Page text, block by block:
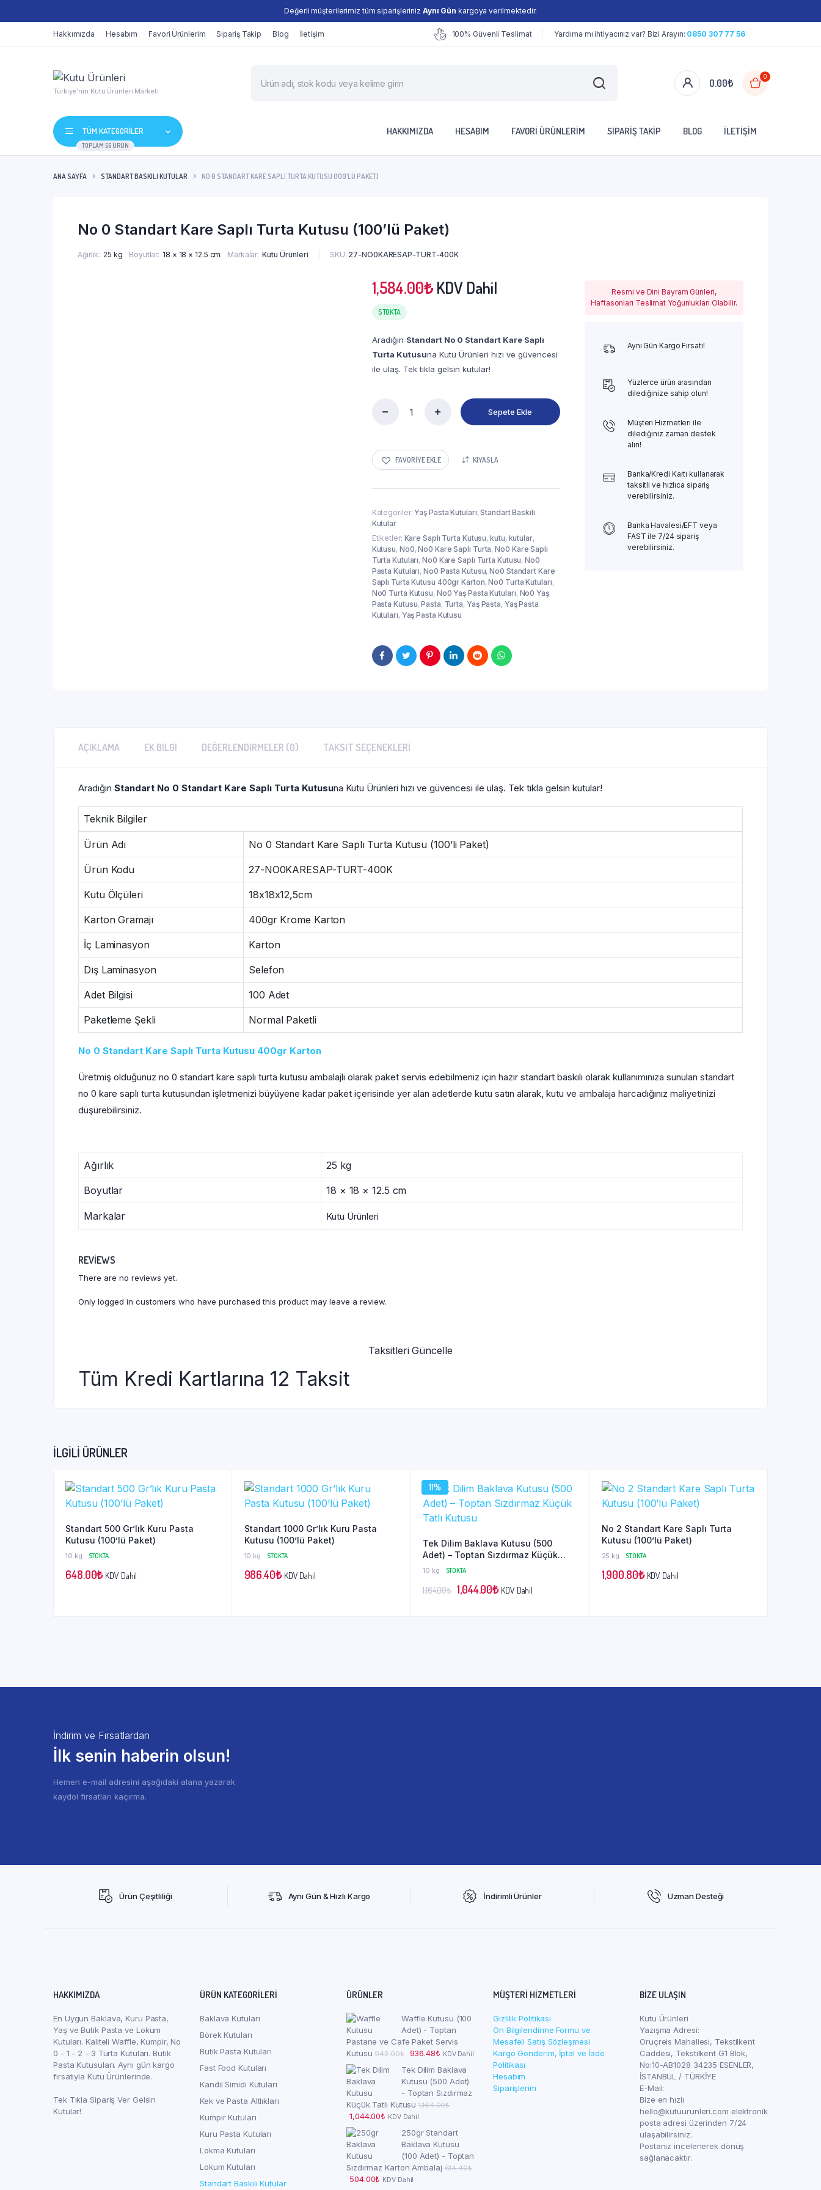
Değerli müşterilerimiz tüm siparişleriniz Aynı Gün kargoya verilmektedir.
Hakkımızda Hesabım Favori Ürünlerim Sipariş Takip Blog İletişim 100% Güvenli Teslimat Yardıma mı ihtiyacınız var? Bizi Arayın: 0850 307 77 56
Türkiye'nin Kutu Ürünleri Marketi
search
0.00₺
0
TÜM KATEGORİLER
TOPLAM 56 ÜRÜN
HAKKIMIZDA HESABIM FAVORI ÜRÜNLERIM SIPARIŞ TAKIP BLOG İLETIŞIM
ANA SAYFA STANDART BASKILI KUTULAR NO 0 STANDART KARE SAPLI TURTA KUTUSU (100’LÜ PAKET)
No 0 Standart Kare Saplı Turta Kutusu (100’lü Paket)
Ağırlık 25 kg Boyutlar 18 × 18 × 12.5 cm Markalar Kutu Ürünleri SKU: 27-NO0KARESAP-TURT-400K
1,584.00₺KDV Dahil
STOKTA
Aradığın Standart No 0 Standart Kare Saplı
Turta Kutusuna Kutu Ürünleri hızı ve güvencesi
ile ulaş. Tek tıkla gelsin kutular!
Kare
Saplı
Kutusu
Paket)
quantity
Sepete Ekle
FAVORIYE EKLE KIYASLA
Kategoriler:Yaş Pasta Kutuları,Standart Baskılı
Kutular
Etiketler: Kare Saplı Turta Kutusu,kutu, kutular,
Kutusu, No0,No0 Kare Saplı Turta,No0 Kare Saplı
Turta Kutuları,No0 Kare Saplı Turta Kutusu,No0
Pasta Kutuları,No0 Pasta Kutusu,No0 Standart Kare
Saplı Turta Kutusu 400gr Karton,No0 Turta Kutuları,
No0 Turta Kutusu, No0 Yaş Pasta Kutuları, No0 Yaş
Pasta Kutusu,Pasta, Turta, Yaş Pasta, Yaş Pasta
Kutuları, Yaş Pasta Kutusu
Resmi ve Dini Bayram Günleri,
Haftasonları Teslimat Yoğunlukları Olabilir.
Aynı Gün Kargo Fırsatı!
Yüzlerce ürün arasından
dilediğinize sahip olun!
Müşteri Hizmetleri ile
dilediğiniz zaman destek
alın!
Banka/Kredi Kartı kullanarak
taksitli ve hızlıca sipariş
verebilirsiniz.
Banka Havalesi/EFT veya
FAST ile 7/24 sipariş
verebilirsiniz.
AÇIKLAMA EK BILGI DEĞERLENDIRMELER (0) TAKSIT SEÇENEKLERI
Aradığın Standart No 0 Standart Kare Saplı Turta Kutusuna Kutu Ürünleri hızı ve güvencesi ile ulaş. Tek tıkla gelsin kutular!
Teknik Bilgiler
Ürün Adı No 0 Standart Kare Saplı Turta Kutusu (100’li Paket)
Ürün Kodu 27-NO0KARESAP-TURT-400K
Kutu Ölçüleri 18x18x12,5cm
Karton Gramajı 400gr Krome Karton
İç Laminasyon Karton
Dış Laminasyon Selefon
Adet Bilgisi 100 Adet
Paketleme Şekli Normal Paketli
No 0 Standart Kare Saplı Turta Kutusu 400gr Karton
Üretmiş olduğunuz no 0 standart kare saplı turta kutusu ambalajlı olarak paket servis edebilmeniz için hazır standart baskılı olarak kullanımınıza sunulan standart
no 0 kare saplı turta kutusundan işletmenizi büyüyene kadar paket içerisinde yer alan adetlerde kutu satın alarak, kutu ve ambalaja harcadığınız maliyetinizi
düşürebilirsiniz.
Ağırlık 25 kg
Boyutlar 18 × 18 × 12.5 cm
Markalar Kutu Ürünleri
REVIEWS
There are no reviews yet.
Only logged in customers who have purchased this product may leave a review.
Taksitleri Güncelle
Tüm Kredi Kartlarına 12 Taksit
İLGILI ÜRÜNLER
Standart 500 Gr’lık Kuru Pasta
Kutusu (100’lü Paket)
10 kg STOKTA
648.00₺ KDV Dahil
Standart 1000 Gr’lık Kuru Pasta
Kutusu (100’lü Paket)
10 kg STOKTA
986.40₺ KDV Dahil
11%
Tek Dilim Baklava Kutusu (500
Adet) – Toptan Sızdırmaz Küçük
Tatlı Kutusu
10 kg STOKTA
1,164.00₺ Orijinal
1,044.00₺Şu
KDV Dahil
No 2 Standart Kare Saplı Turta
Kutusu (100’lü Paket)
25 kg STOKTA
1,900.80₺ KDV Dahil
İndirim ve Fırsatlardan
İlk senin haberin olsun!
Hemen e-mail adresini aşağıdaki alana yazarak
kaydol fırsatları kaçırma.
Ürün Çeşitliliği Aynı Gün & Hızlı Kargo İndirimli Ürünler Uzman Desteği
HAKKIMIZDA
En Uygun Baklava, Kuru Pasta,
Yaş ve Butik Pasta ve Lokum
Kutuları. Kaliteli Waffle, Kumpir, No
0 - 1 - 2 - 3 Turta Kutuları. Butik
Pasta Kutusuları. Aynı gün kargo
fırsatıyla Kutu Ürünlerinde.
Tek Tıkla Sipariş Ver Gelsin
Kutular!
ÜRÜN KATEGORILERI
Baklava Kutuları
Börek Kutuları
Butik Pasta Kutuları
Fast Food Kutuları
Kandil Simidi Kutuları
Kek ve Pasta Altlıkları
Kumpir Kutuları
Kuru Pasta Kutuları
Lokma Kutuları
Lokum Kutuları
Standart Baskılı Kutular
ÜRÜNLER
Waffle Kutusu (100
Adet) - Toptan
Pastane ve Cafe Paket Servis
Kutusu 942.00₺
Orijinal
942.00₺.
936.48₺Şu
fiyat:
936.48₺.
KDV Dahil
Tek Dilim Baklava
Kutusu (500 Adet)
- Toptan Sızdırmaz
Küçük Tatlı Kutusu 1,164.00₺
Orijinal
fiyat:
1,164.00₺.
1,044.00₺ Şu
fiyat:
1,044.00₺.
KDV Dahil
250gr Standart
Baklava Kutusu
(100 Adet) - Toptan
Sızdırmaz Karton Ambalaj 614.40₺
Orijinal
504.00₺ Şu
KDV Dahil
MÜŞTERI HIZMETLERI
Gizlilik Politikası
Ön Bilgilendirme Formu ve
Mesafeli Satış Sözleşmesi
Kargo Gönderim, İptal ve İade
Politikası
Hesabım
Siparişlerim
BIZE ULAŞIN
Kutu Ürünleri
Yazışma Adresi:
Oruçreis Mahallesi, Tekstilkent
Caddesi, Tekstilkent G1 Blok,
No:10-AB1028 34235 ESENLER,
İSTANBUL / TÜRKİYE
E-Mail:
Bize en hızlı
hello@kutuurunleri.com elektronik
posta adresi üzerinden 7/24
ulaşabilirsiniz.
Postanız incelenerek dönüş
sağlanacaktır.